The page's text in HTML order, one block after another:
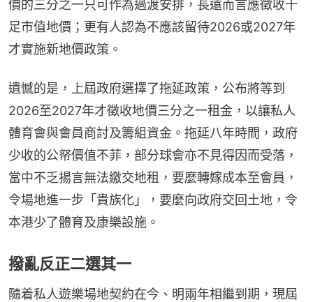
價的三分之一只可作為過渡安排，長遠而言應徵收十
足市值地價；更有人認為不應該留待2026或2027年
才實施新地價政策。
遺憾的是，上屆政府選擇了拖延政策，公布將等到
2026至2027年才徵收地價三分之一租金，以讓私人
體育會與會員商討及籌組資金。拖延八年時間，政府
少收的公帑價值不菲，部分球會亦不見得因而受落，
當中不乏揚言無法繳交地租，要麼轉嫁成本至會員，
令場地進一步「貴族化」，要麼向政府交回土地，令
本港少了體育及康樂設施。
撥亂反正二選其一
隨着私人遊樂場地契約在今、明兩年相繼到期，現屆